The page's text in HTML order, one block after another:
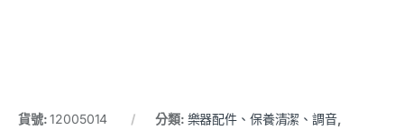
貨號:12005014 分類: 樂器配件、保養清潔、調音,